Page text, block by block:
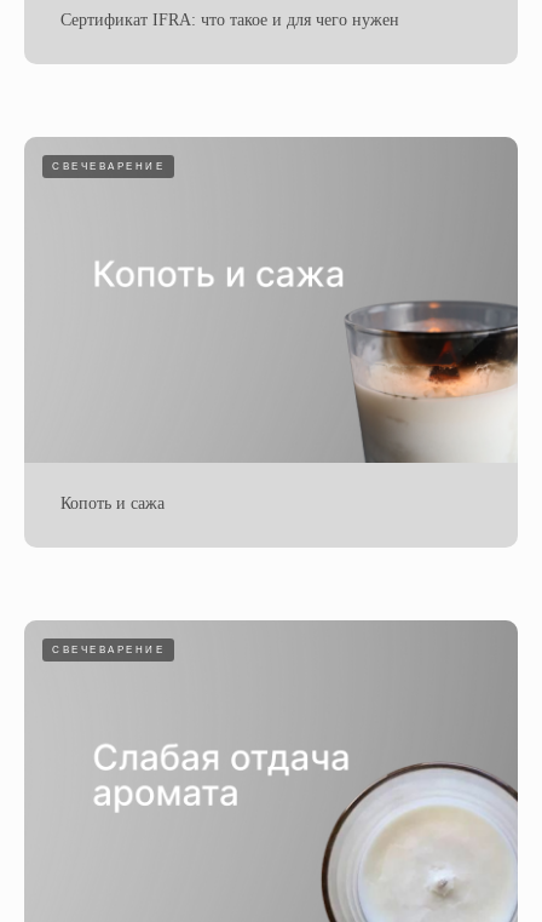
Сертификат IFRA: что такое и для чего нужен
СВЕЧЕВАРЕНИЕ
Копоть и сажа
СВЕЧЕВАРЕНИЕ